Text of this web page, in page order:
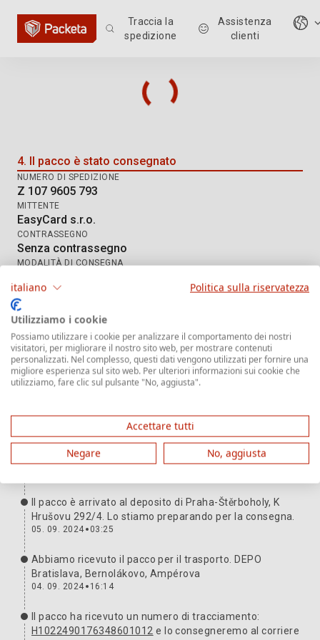
Traccia la
spedizione
Assistenza
clienti
4. Il pacco è stato consegnato
NUMERO DI SPEDIZIONE
Z 107 9605 793
MITTENTE
EasyCard s.r.o.
CONTRASSEGNO
Senza contrassegno
MODALITÀ DI CONSEGNA
Percorso della
spedizione
Ulteriori informazioni
Il pacco è con te. Grazie e non vediamo l'ora della
06. 09. 2024 16:53
Abbiamo consegnato il pacco al corriere. Numero di
tracciamento:
H1022490176348601012
Il pacco è arrivato al deposito di Praha-Štěrboholy, K
Hrušovu 292/4. Lo stiamo preparando per la consegna.
05. 09. 2024 03:25
Abbiamo ricevuto il pacco per il trasporto. DEPO
Bratislava, Bernolákovo, Ampérova
04. 09. 2024 16:14
Il pacco ha ricevuto un numero di tracciamento:
H1022490176348601012 e lo consegneremo al corriere
italiano Politica sulla riservatezza
Utilizziamo i cookie
Possiamo utilizzare i cookie per analizzare il comportamento dei nostri
visitatori, per migliorare il nostro sito web, per mostrare contenuti
personalizzati. Nel complesso, questi dati vengono utilizzati per fornire una
migliore esperienza sul sito web. Per ulteriori informazioni sui cookie che
utilizziamo, fare clic sul pulsante "No, aggiusta".
Accettare tutti
Negare
No, aggiusta